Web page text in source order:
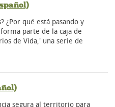
¿Por qué está pasando y
parte de la caja de
de Vida,' una serie de
segura al territorio para